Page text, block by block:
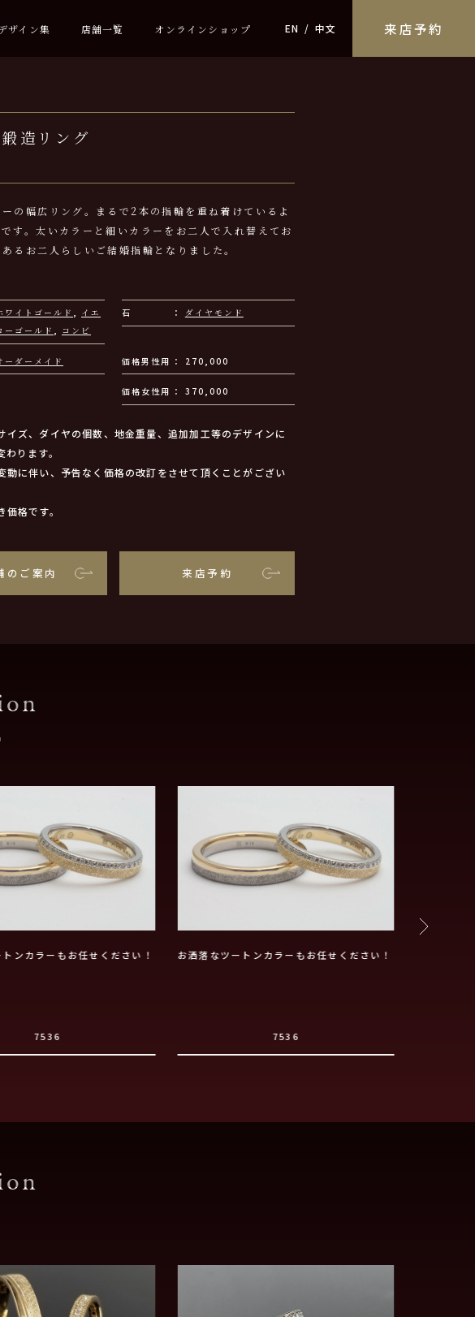
来店予約
ザイン集 店舗一覧 オンラインショップ EN 中文
造リング
の幅広リング。まるで2本の指輪を重ね着けているよ
す。太いカラーと細いカラーをお二人で入れ替えてお
るお二人らしいご結婚指輪となりました。
ワイトゴールド , イエ
ーゴールド , コンビ
石 ダイヤモンド
ーダーメイド 価格男性用 270,000
価格女性用 370,000
イズ、ダイヤの個数、地金重量、追加加工等のデザインに
ります。
動に伴い、予告なく価格の改訂をさせて頂くことがござい
格です。
のご案内 来店予約
ンカラーもお任せください！
7536
お洒落なツートンカラーもお任せください！
7536